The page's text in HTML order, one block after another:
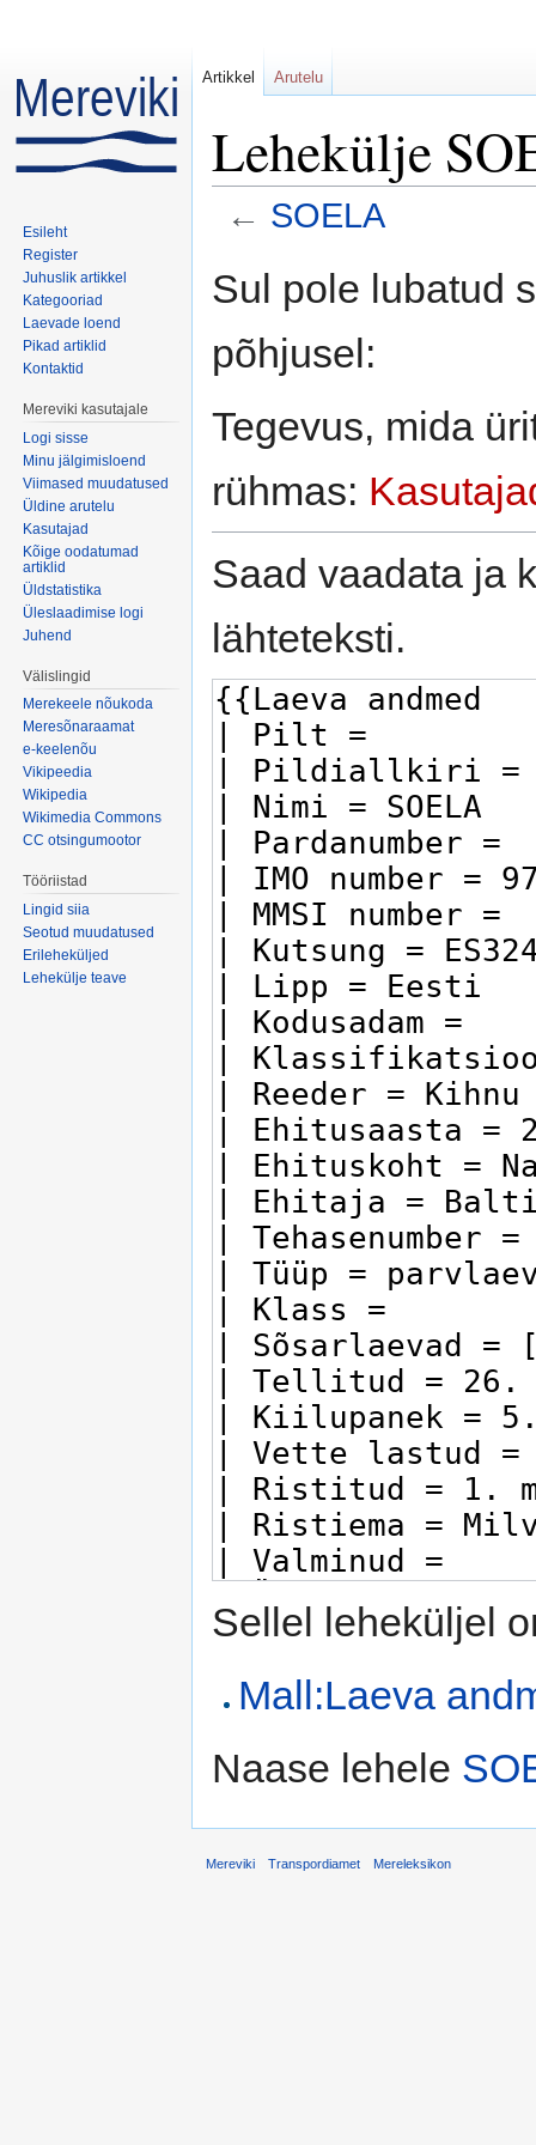
Lehekülje
← SOELA
Sul pole lubatud
põhjusel:
Tegevus, mida
rühmas:
Saad vaadata ja
lähteteksti.
Sellel leheküljel
Mall:Laeva
Naase lehele
Artikkel Arutelu
Esileht
Register
Juhuslik artikkel
Kategooriad
Laevade loend
Pikad artiklid
Kontaktid
Mereviki kasutajale
Logi sisse
Minu jälgimisloend
Viimased muudatused
Üldine arutelu
Kasutajad
Kõige oodatumad
artiklid
Üldstatistika
Üleslaadimise logi
Juhend
Välislingid
Merekeele nõukoda
Meresõnaraamat
e-keelenõu
Vikipeedia
Wikipedia
Wikimedia Commons
CC otsingumootor
Tööriistad
Lingid siia
Seotud muudatused
Erileheküljed
Lehekülje teave
Mereviki Transpordiamet Mereleksikon